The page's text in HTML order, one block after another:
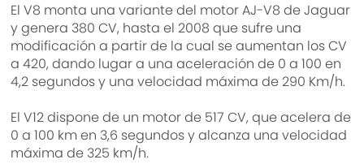
El V8 monta una variante del motor AJ-V8 de Jaguar
y genera 380 CV, hasta el 2008 que sufre una
modificación a partir de la cual se aumentan los CV
a 420, dando lugar a una aceleración de 0 a 100 en
4,2 segundos y una velocidad máxima de 290 Km/h.
El V12 dispone de un motor de 517 CV, que acelera de
0 a 100 km en 3,6 segundos y alcanza una velocidad
máxima de 325 km/h.